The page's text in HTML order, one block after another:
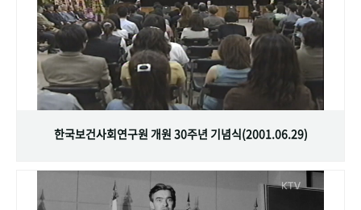
한국보건사회연구원 개원 30주년 기념식(2001.06.29)